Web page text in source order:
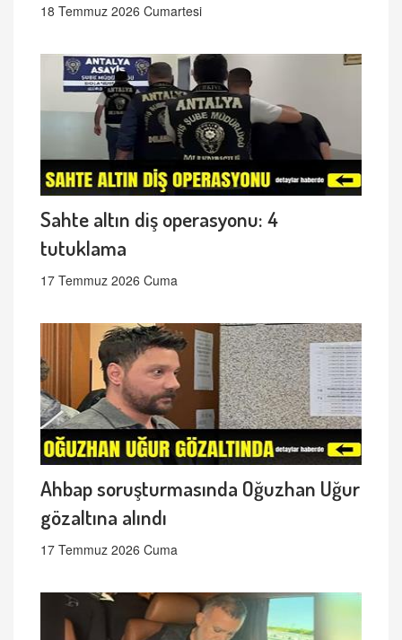
18 Temmuz 2026 Cumartesi
Sahte altın diş operasyonu: 4
tutuklama
17 Temmuz 2026 Cuma
Ahbap soruşturmasında Oğuzhan Uğur
gözaltına alındı
17 Temmuz 2026 Cuma